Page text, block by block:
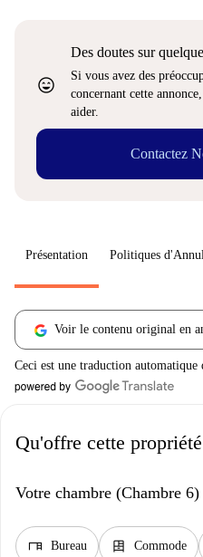
sentiment_very_satisfied
Des doutes sur
Si vous avez des
concernant cette
aider.
Contactez
Présentation Politiques
Voir le contenu original en
Ceci est une traduction automatique
Qu'offre cette
Votre chambre (Chambre 6)
desk Bureau dresser Commode